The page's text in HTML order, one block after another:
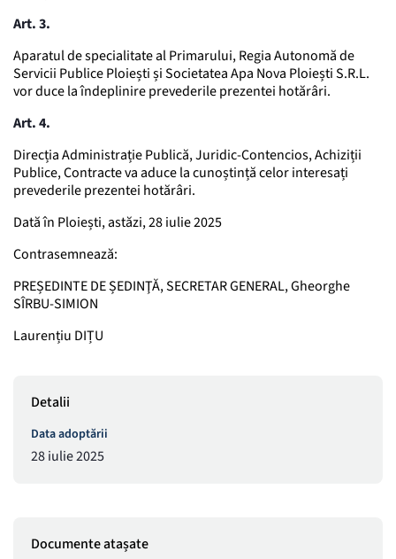
Art. 3.
Aparatul de specialitate al Primarului, Regia Autonomă de
Servicii Publice Ploiești și Societatea Apa Nova Ploiești S.R.L.
vor duce la îndeplinire prevederile prezentei hotărâri.
Art. 4.
Direcția Administrație Publică, Juridic-Contencios, Achiziții
Publice, Contracte va aduce la cunoștință celor interesați
prevederile prezentei hotărâri.
Dată în Ploiești, astăzi, 28 iulie 2025
Contrasemnează:
PREȘEDINTE DE ȘEDINŢĂ, SECRETAR GENERAL, Gheorghe
SÎRBU-SIMION
Laurențiu DIȚU
Detalii
Data adoptării
28 iulie 2025
Documente atașate